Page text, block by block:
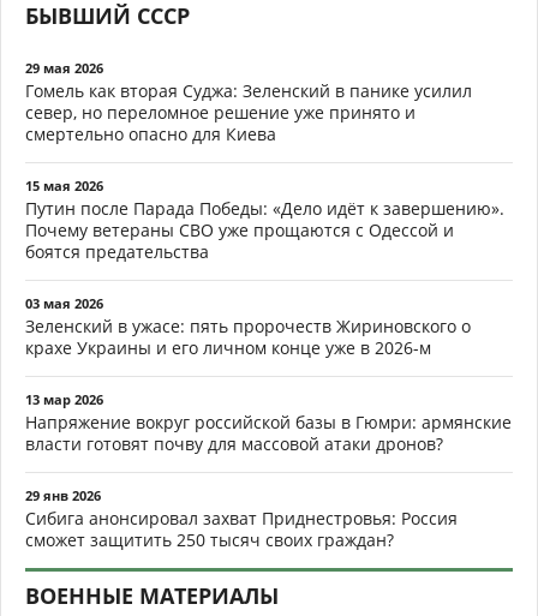
БЫВШИЙ СССР
29 мая 2026
Гомель как вторая Суджа: Зеленский в панике усилил
север, но переломное решение уже принято и
смертельно опасно для Киева
15 мая 2026
Путин после Парада Победы: «Дело идёт к завершению».
Почему ветераны СВО уже прощаются с Одессой и
боятся предательства
03 мая 2026
Зеленский в ужасе: пять пророчеств Жириновского о
крахе Украины и его личном конце уже в 2026-м
13 мар 2026
Напряжение вокруг российской базы в Гюмри: армянские
власти готовят почву для массовой атаки дронов?
29 янв 2026
Сибига анонсировал захват Приднестровья: Россия
сможет защитить 250 тысяч своих граждан?
ВОЕННЫЕ МАТЕРИАЛЫ